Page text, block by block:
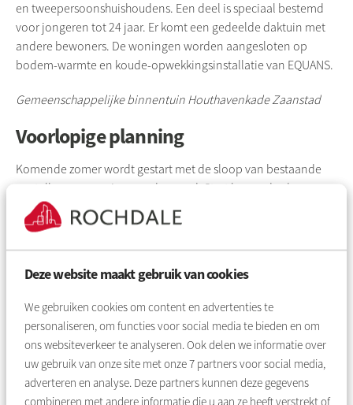
Deze website maakt gebruik van cookies
We gebruiken cookies om content en advertenties te
personaliseren, om functies voor social media te bieden en om
ons websiteverkeer te analyseren. Ook delen we informatie over
uw gebruik van onze site met onze7 partners voor social media,
adverteren en analyse. Deze partners kunnen deze gegevens
combineren met andere informatie die u aan ze heeft verstrekt of
en tweepersoonshuishoudens. Een deel is speciaal bestemd
voor jongeren tot 24 jaar. Er komt een gedeelde daktuin met
andere bewoners. De woningen worden aangesloten op
bodem-warmte en koude-opwekkingsinstallatie van EQUANS.
Gemeenschappelijke binnentuin HouthavenkadeZaanstad
Voorlopige planning
Komende zomer wordt gestart met de sloop van bestaande
opstallen en sanering van de grond. Start bouw: derde
kwartaal 2022. Oplevering: uiterlijk vierde kwartaal 2025. Met
de bouw is een bedrag van circa 39 miljoen euro gemoeid.